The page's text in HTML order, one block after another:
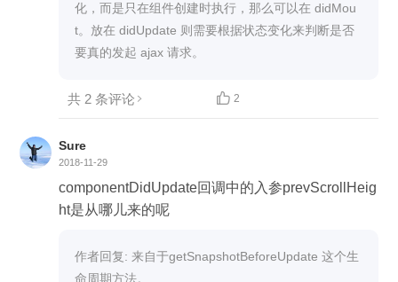

化，而是只在组件创建时执行，那么可以在 didMou
t。放在 didUpdate 则需要根据状态变化来判断是否
要真的发起 ajax 请求。
共 2 条评论  2
Sure
2018-11-29
componentDidUpdate回调中的入参prevScrollHeig
ht是从哪儿来的呢
作者回复: 来自于getSnapshotBeforeUpdate 这个生
命周期方法。